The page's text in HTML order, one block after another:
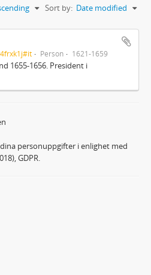
Sort by: Date modified
Person 1621-1659
1655-1656. President i
personuppgifter i enlighet med
GDPR.